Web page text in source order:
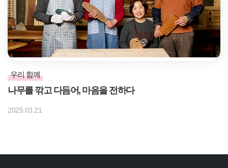
우리 함께
나무를 깎고 다듬어, 마음을 전하다
2025.03.21